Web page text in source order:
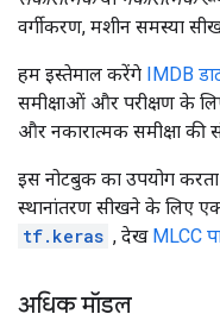
वर्गीकरण, मशीन समस्या
हम इस्तेमाल करेंगे IMDB
समीक्षाओं और परीक्षण के
और नकारात्मक समीक्षा की
इस नोटबुक का उपयोग करता
स्थानांतरण सीखने के लिए
tf.keras , देख MLCC
अधिक मॉडल